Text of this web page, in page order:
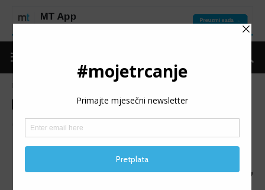
Hanine trkolomije Put do forme Ishrana/Suplementacija
ČOVJECI I NJIHOVO
PREHRANJIVANJE (1):
Kokosovo ulje, chia sjemenke,